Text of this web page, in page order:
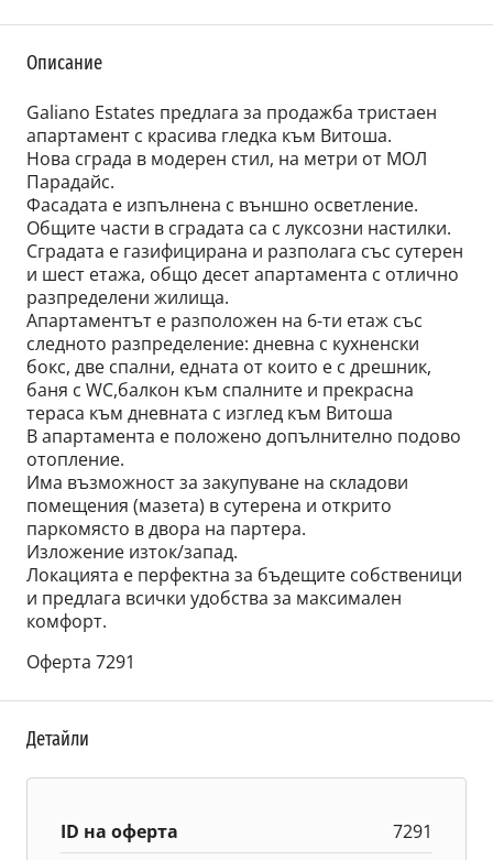
Описание
Galiano Estates предлага за продажба тристаен
апартамент с красива гледка към Витоша.
Нова сграда в модерен стил, на метри от МОЛ
Парадайс.
Фасадата е изпълнена с външно осветление.
Общите части в сградата са с луксозни настилки.
Сградата е газифицирана и разполага със сутерен
и шест етажа, общо десет апартамента с отлично
разпределени жилища.
Апартаментът е разположен на 6-ти етаж със
следното разпределение: дневна с кухненски
бокс, две спални, едната от които е с дрешник,
баня с WC,балкон към спалните и прекрасна
тераса към дневната с изглед към Витоша
В апартамента е положено допълнително подово
отопление.
Има възможност за закупуване на складови
помещения (мазета) в сутерена и открито
паркомясто в двора на партера.
Изложение изток/запад.
Локацията е перфектна за бъдещите собственици
и предлага всички удобства за максимален
комфорт.
Оферта 7291
Детайли
ID на оферта
7291